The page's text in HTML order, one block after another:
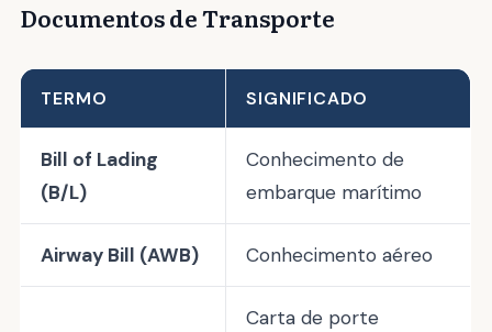
Documentos de Transporte
TERMO SIGNIFICADO
Bill of Lading
(B/L)
Conhecimento de
embarque marítimo
Airway Bill (AWB) Conhecimento aéreo
Carta de porte